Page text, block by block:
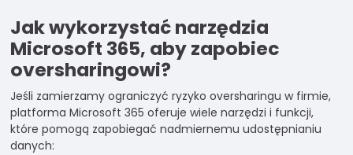
Jak wykorzystać narzędzia
Microsoft 365, aby zapobiec
oversharingowi?
Jeśli zamierzamy ograniczyć ryzyko oversharingu w firmie,
platforma Microsoft 365 oferuje wiele narzędzi i funkcji,
które pomogą zapobiegać nadmiernemu udostępnianiu
danych: